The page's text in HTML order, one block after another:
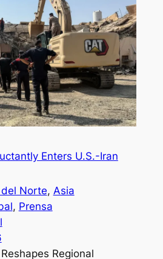
Enters U.S.-Iran
Norte, Asia
, Prensa
Regional